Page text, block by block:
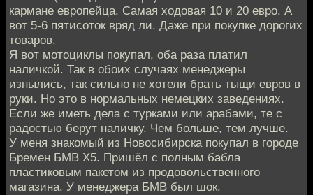
кармане европейца. Самая ходовая 10 и 20 евро. А
вот 5-6 пятисоток вряд ли. Даже при покупке дорогих
товаров.
Я вот мотоциклы покупал, оба раза платил
наличкой. Так в обоих случаях менеджеры
изнылись, так сильно не хотели брать тыщи евров в
руки. Но это в нормальных немецких заведениях.
Если же иметь дела с турками или арабами, те с
радостью берут наличку. Чем больше, тем лучше.
У меня знакомый из Новосибирска покупал в городе
Бремен БМВ Х5. Пришёл с полным бабла
пластиковым пакетом из продовольственного
магазина. У менеджера БМВ был шок.